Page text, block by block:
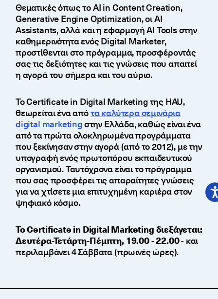
Θεματικές όπως το AI in Content Creation,
Generative Engine Optimization, οι AI
Assistants, αλλά και η εφαρμογή AI Tools στην
καθημερινότητα ενός Digital Marketer,
προστίθενται στο πρόγραμμα, προσφέροντάς
σας τις δεξιότητες και τις γνώσεις που απαιτεί
η αγορά του σήμερα και του αύριο.
Το Certificate in Digital Marketing της HAU,
θεωρείται ένα απότα καλύτερα σεμινάρια
digital marketingστην Ελλάδα, καθώς είναι ένα
από τα πρώτα ολοκληρωμένα προγράμματα
που ξεκίνησαν στην αγορά (από το 2012), με την
υπογραφή ενός πρωτοπόρου εκπαιδευτικού
οργανισμού. Ταυτόχρονα είναι το πρόγραμμα
που σας προσφέρει τις απαραίτητες γνώσεις
για να χτίσετε μια επιτυχημένη καριέρα στον
ψηφιακό κόσμο.
Το Certificate in Digital Marketing διεξάγεται:
Δευτέρα-Τετάρτη-Πέμπτη, 19.00 - 22.00- και
περιλαμβάνει 4 Σάββατα (πρωινές ώρες).